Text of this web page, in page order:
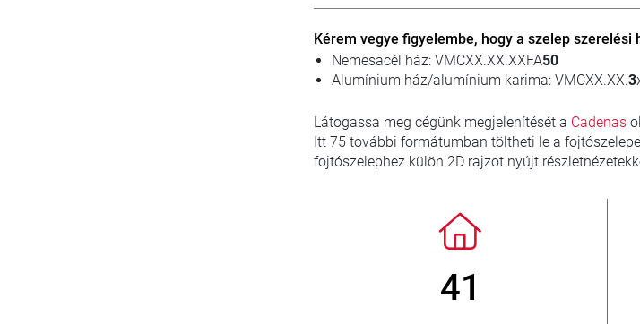
Kérem vegye figyelembe, hogy a szelep
Nemesacél ház: VMCXX.XX.XXFA50
Alumínium ház/alumínium karima: VMCXX.XX.3
Látogassa meg cégünk megjelenítését a Cadenas
Itt 75 további formátumban töltheti le a
fojtószelephez külön 2D rajzot nyújt
> 3 500 000